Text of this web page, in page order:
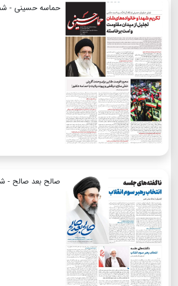
حماسه حسینی -
صالح بعد صالح -